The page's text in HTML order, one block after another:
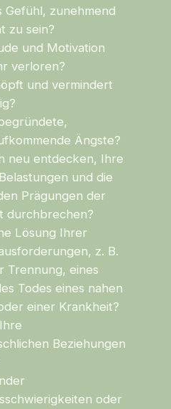
Gefühl, zunehmend
zu sein?
und Motivation
verloren?
und vermindert
Ängste?
neu entdecken, Ihre
und die
Prägungen der
durchbrechen?
Lösung Ihrer
z. B.
Trennung, eines
Todes eines nahen
einer Krankheit?
Beziehungen
oder